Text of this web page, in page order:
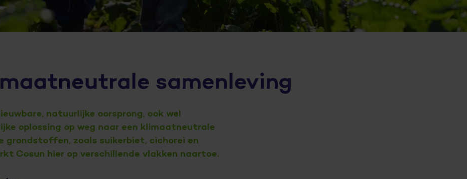
samenleving
natuurlijke oorsprong, ook wel
oplossing op weg naar een klimaatneutrale
grondstoffen, zoals suikerbiet, cichorei en
Cosun hier op verschillende vlakken naartoe.